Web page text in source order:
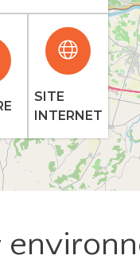
SITE
INTERNET